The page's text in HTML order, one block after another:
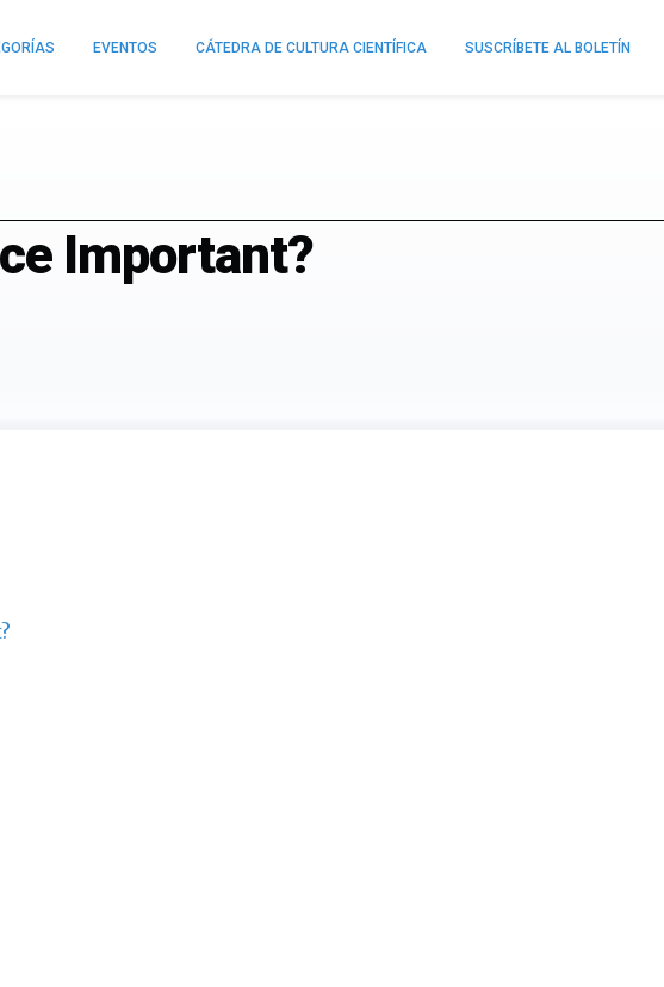
EVENTOS CÁTEDRA DE CULTURA CIENTÍFICA SUSCRÍBETE AL BOLETÍN
Important?